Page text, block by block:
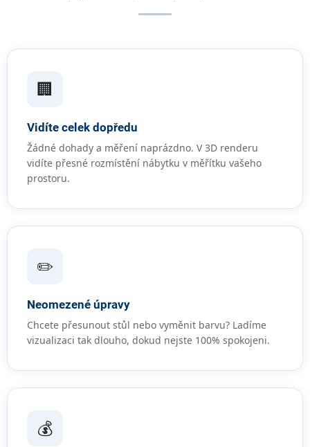
🏢
Vidíte celek dopředu
Žádné dohady a měření naprázdno. V 3D renderu
vidíte přesné rozmístění nábytku v měřítku vašeho
prostoru.
✏️
Neomezené úpravy
Chcete přesunout stůl nebo vyměnit barvu? Ladíme
vizualizaci tak dlouho, dokud nejste 100% spokojeni.
💰